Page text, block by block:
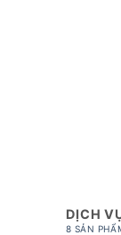
DỊCH
8 SẢN